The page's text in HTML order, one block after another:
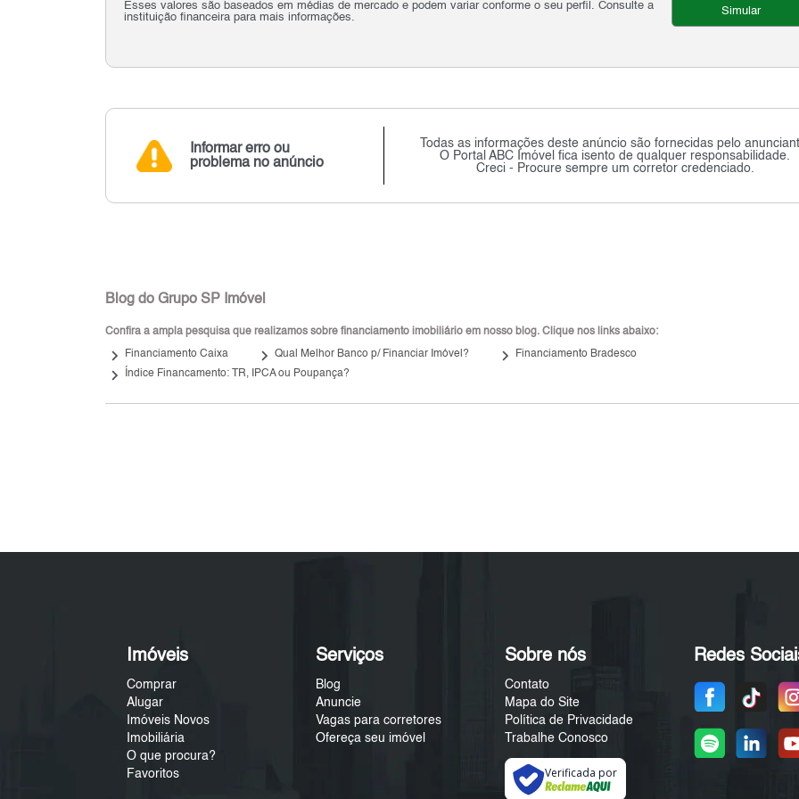
Esses valores são baseados em médias de mercado e podem variar conforme o seu perfil. Consulte a
instituição financeira para mais informações.
Simular
Informar erro ou
problema no anúncio
Todas as informações deste anúncio são fornecidas pelo
O Portal ABC Imóvel fica isento de qualquer responsabilidade.
Creci - Procure sempre um corretor credenciado.
Blog do Grupo SP Imóvel
Confira a ampla pesquisa que realizamos sobre financiamento imobiliário em nosso blog. Clique nos links abaixo:
keyboard_arrow_right Financiamento Caixa keyboard_arrow_right Qual Melhor Banco p/ Financiar Imóvel? keyboard_arrow_right Financiamento Bradesco
keyboard_arrow_right Índice Financamento: TR, IPCA ou Poupança?
Imóveis
Comprar
Alugar
Imóveis Novos
Imobiliária
O que procura?
Favoritos
Serviços
Blog
Anuncie
Vagas para corretores
Ofereça seu imóvel
Sobre nós
Contato
Mapa do Site
Política de Privacidade
Trabalhe Conosco
Verificada por
Redes